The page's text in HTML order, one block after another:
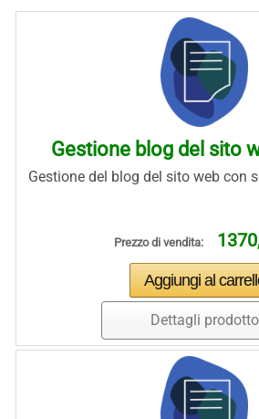
Gestione blog del sito
Gestione del blog del sito web con
Prezzo di vendita:
Dettagli prodotto